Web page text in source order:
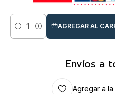
Cantidad
AGREGAR AL
Envíos a
Agregar a